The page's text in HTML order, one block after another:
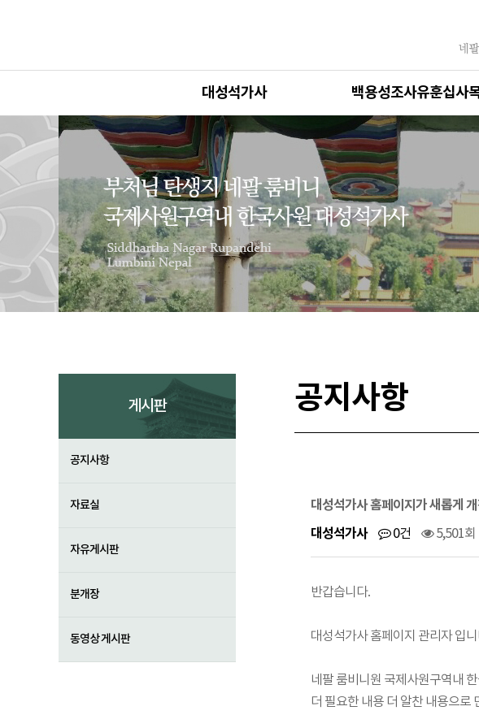
대성석가사 백용성조사유훈십사
게시판
공지사항
자료실
자유게시판
분개장
동영상 게시판
공지사항
대성석가사 홈페이지가 새롭게
대성석가사
0건 5,501회
반갑습니다.
대성석가사 홈페이지 관리자 입
네팔 룸비니원 국제사원구역내
더 필요한 내용 더 알찬 내용으로